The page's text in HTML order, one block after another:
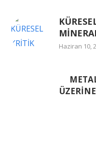
Haziran 10,